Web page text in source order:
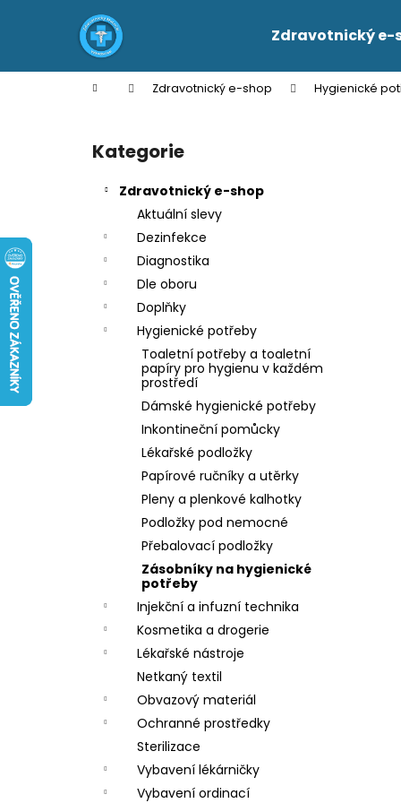
Zdravotnický e-
Domů Zdravotnický e-shop Hygienické
Přeskočit
kategorie
Kategorie
Zdravotnický e-shop
Aktuální slevy
Dezinfekce
Diagnostika
Dle oboru
Doplňky
Hygienické potřeby
Toaletní potřeby a toaletní
papíry pro hygienu v každém
prostředí
Dámské hygienické potřeby
Inkontineční pomůcky
Lékařské podložky
Papírové ručníky a utěrky
Pleny a plenkové kalhotky
Podložky pod nemocné
Přebalovací podložky
Zásobníky na hygienické
potřeby
Injekční a infuzní technika
Kosmetika a drogerie
Lékařské nástroje
Netkaný textil
Obvazový materiál
Ochranné prostředky
Sterilizace
Vybavení lékárničky
Vybavení ordinací
í
Zpět
do
Zpět
do